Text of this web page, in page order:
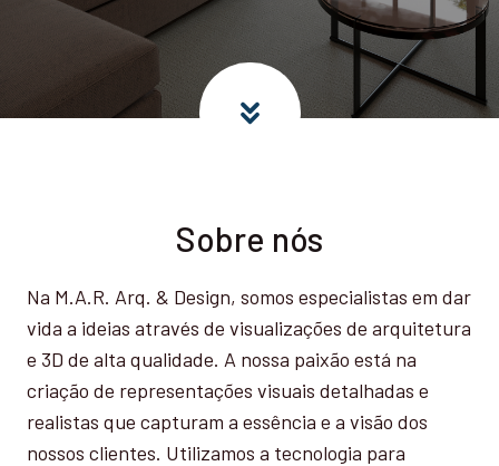
Sobre nós
Na M.A.R. Arq. & Design, somos especialistas em dar
vida a ideias através de visualizações de arquitetura
e 3D de alta qualidade. A nossa paixão está na
criação de representações visuais detalhadas e
realistas que capturam a essência e a visão dos
nossos clientes. Utilizamos a tecnologia para